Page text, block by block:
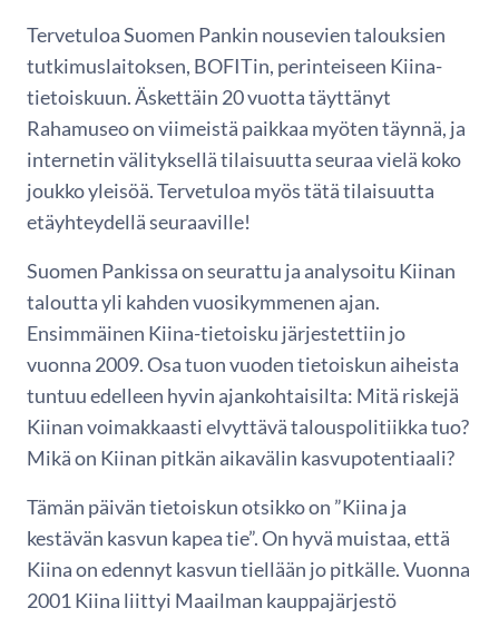
Tervetuloa Suomen Pankin nousevien talouksien
tutkimuslaitoksen, BOFITin, perinteiseen Kiina-
tietoiskuun. Äskettäin 20 vuotta täyttänyt
Rahamuseo on viimeistä paikkaa myöten täynnä, ja
internetin välityksellä tilaisuutta seuraa vielä koko
joukko yleisöä. Tervetuloa myös tätä tilaisuutta
etäyhteydellä seuraaville!
Suomen Pankissa on seurattu ja analysoitu Kiinan
taloutta yli kahden vuosikymmenen ajan.
Ensimmäinen Kiina-tietoisku järjestettiin jo
vuonna 2009. Osa tuon vuoden tietoiskun aiheista
tuntuu edelleen hyvin ajankohtaisilta: Mitä riskejä
Kiinan voimakkaasti elvyttävä talouspolitiikka tuo?
Mikä on Kiinan pitkän aikavälin kasvupotentiaali?
Tämän päivän tietoiskun otsikko on ”Kiina ja
kestävän kasvun kapea tie”. On hyvä muistaa, että
Kiina on edennyt kasvun tiellään jo pitkälle. Vuonna
2001 Kiina liittyi Maailman kauppajärjestö